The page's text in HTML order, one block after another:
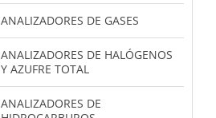
ANALIZADORES DE GASES
ANALIZADORES DE HALÓGENOS
Y AZUFRE TOTAL
ANALIZADORES DE